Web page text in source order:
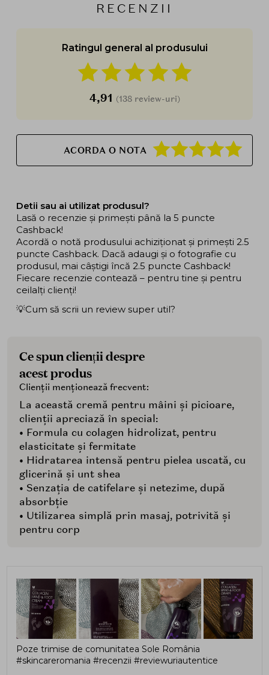
RECENZII
Ratingul general al produsului
4,91 (138 review-uri)
ACORDA O NOTA
Detii sau ai utilizat produsul?
Lasă o recenzie și primești până la 5 puncte
Cashback!
Acordă o notă produsului achiziționat și primești 2.5
puncte Cashback. Dacă adaugi și o fotografie cu
produsul, mai câștigi încă 2.5 puncte Cashback!
Fiecare recenzie contează – pentru tine și pentru
ceilalți clienți!
💡Cum să scrii un review super util?
Ce spun clienții despre
acest produs
Clienții menționează frecvent:
La această cremă pentru mâini și picioare,
clienții apreciază în special:
• Formula cu colagen hidrolizat, pentru
elasticitate și fermitate
• Hidratarea intensă pentru pielea uscată, cu
glicerină și unt shea
• Senzația de catifelare și netezime, după
absorbție
• Utilizarea simplă prin masaj, potrivită și
pentru corp
Poze trimise de comunitatea Sole România
#skincareromania #recenzii #reviewuriautentice